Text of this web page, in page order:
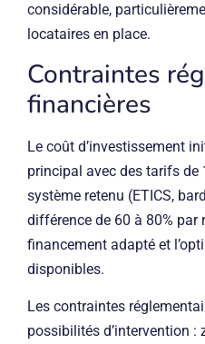
considérable,
locataires en place.
Contraintes
financières
Le coût d’investissement
principal avec des tarifs de
système retenu (ETICS,
différence de 60 à 80% par
financement adapté et
disponibles.
Les contraintes
possibilités d’intervention :